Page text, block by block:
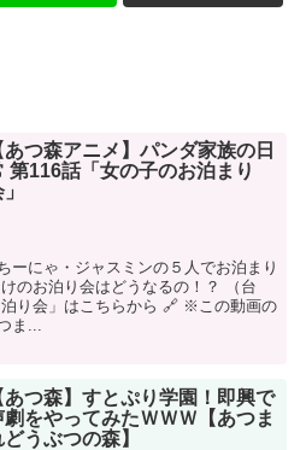
あつ森アニメ】パンダ家族の日
第116話「女の子のお泊まり
ーにゃ・ジャスミンの５人でお泊まり
のお泊り会はどうなるの！？ （台
り会」はこちらから 🔗 ※この動画の
ま...
あつ森】すとぷり学園！即興で
劇をやってみたＷＷＷ【あつま
どうぶつの森】